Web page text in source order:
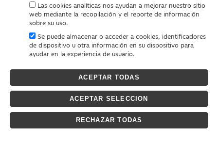
Las cookies analíticas nos ayudan a mejorar nuestro sitio
web mediante la recopilación y el reporte de información
sobre su uso.
Se puede almacenar o acceder a cookies, identificadores
de dispositivo u otra información en su dispositivo para
ayudar en la experiencia de usuario.
ACEPTAR TODAS
ACEPTAR SELECCION
RECHAZAR TODAS